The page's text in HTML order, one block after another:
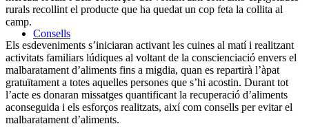
Consells
rurals recollint el producte que ha quedat un cop feta la collita al
camp.
Els esdeveniments s’iniciaran activant les cuines al matí i realitzant
activitats familiars lúdiques al voltant de la conscienciació envers el
malbaratament d’aliments fins a migdia, quan es repartirà l’àpat
gratuïtament a totes aquelles persones que s’hi acostin. Durant tot
l’acte es donaran missatges quantificant la recuperació d’aliments
aconseguida i els esforços realitzats, així com consells per evitar el
malbaratament d’aliments.